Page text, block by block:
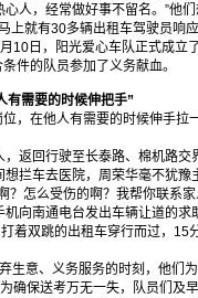
人，经常做好事不留名。”他
就有30多辆出租车驾驶员响
10日，阳光爱心车队正式成
件的队员参加了义务献血。
有需要的时候伸把手”
在他人有需要的时候伸手拉
回行驶至长泰路、棉机路交
拦车去医院，周荣华毫不犹
怎么受伤的啊？我帮你联系
向南通电台发出车辆让道的
着双跳的出租车穿行而过，
意、义务服务的时刻，他们
保送考万无一失，队员们及